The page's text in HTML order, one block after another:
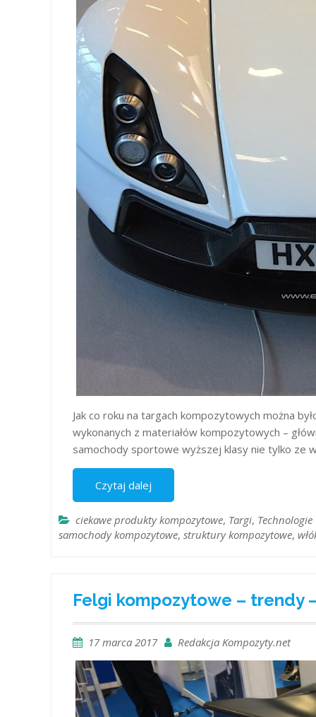
Jak co roku na targach kompozytowych można
wykonanych z materiałów kompozytowych –
samochody sportowe wyższej klasy nie tylko ze
Czytaj dalej
ciekawe produkty kompozytowe, Targi, Technologie
samochody kompozytowe, struktury kompozytowe,
Felgi kompozytowe – trendy
17 marca 2017 Redakcja Kompozyty.net